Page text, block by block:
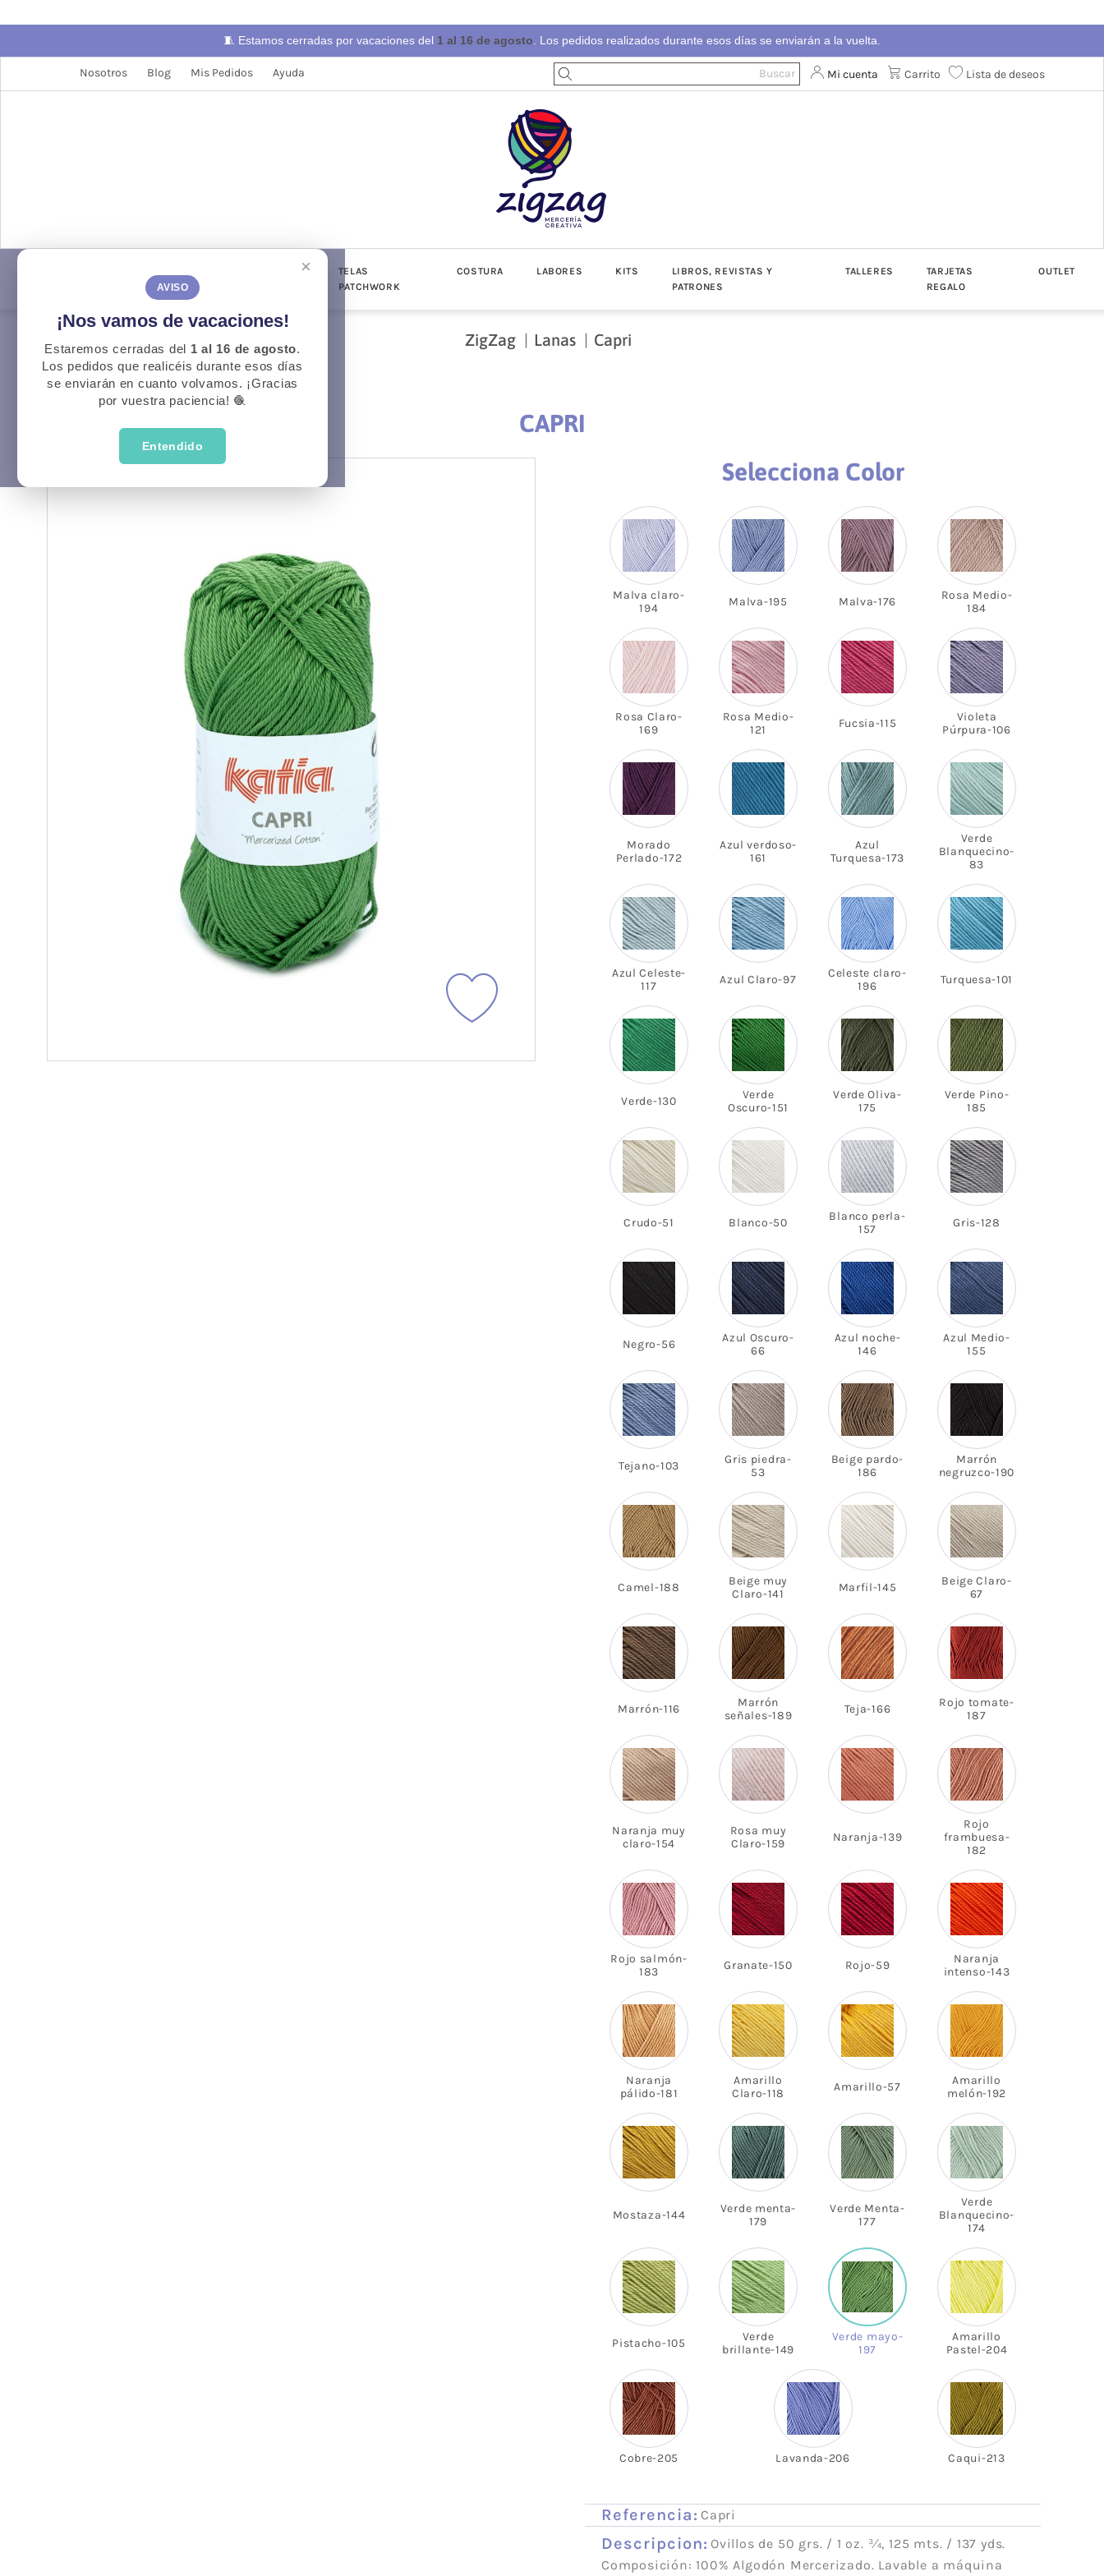
🧵 Estamos cerradas por vacaciones del 1 al 16 de agosto . Los pedidos realizados durante esos días se enviarán a la vuelta.
Nosotros Blog Mis Pedidos Ayuda Mi cuenta Carrito Lista de deseos
×
AVISO
¡Nos vamos de vacaciones!
Estaremos cerradas del 1 al 16 de agosto.
Los pedidos que realicéis durante esos días
se enviarán en cuanto volvamos. ¡Gracias
por vuestra paciencia! 🧶
Entendido
Macramé
Amigurumi
Lino
Merino
Mohair
Cashmere
Lana
Poliamida
Alpaca
Viscosa
Seda
CONFECCIÓN
Loneta fina -
Encaje
Muselina
Vichy
Plumeti
Calada
Polipiel Vegana
Techno Polyester
Rustic Cotton
Viscosa
Acolchadas
Baño-Deportivo
PVC-Poliester-
Impermeable
Cañamazo
Knit Corduroy
Tweed Abrigos
Cortavientos -
Softshell
Recycled Scott
Double Face
Peluche/Fleece
Paneles Hogar
Mascarilla
Brocadas
TELAS
PATCHWORK
COSTURA LABORES KITS
LIBROS, REVISTAS Y
PATRONES
TALLERES
TARJETAS
REGALO
OUTLET
ZigZag Lanas Capri
CAPRI
Selecciona Color
Malva claro-
194
Malva-195 Malva-176
Rosa Medio-
184
Rosa Claro-
169
Rosa Medio-
121
Fucsia-115
Violeta
Púrpura-106
Morado
Perlado-172
Azul verdoso-
161
Azul
Turquesa-173
Verde
Blanquecino-
83
Azul Celeste-
117
Azul Claro-97
Celeste claro-
196
Turquesa-101
Verde-130
Verde
Oscuro-151
Verde Oliva-
175
Verde Pino-
185
Crudo-51 Blanco-50
Blanco perla-
157
Gris-128
Negro-56
Azul Oscuro-
66
Azul noche-
146
Azul Medio-
155
Tejano-103
Gris piedra-
53
Beige pardo-
186
Marrón
negruzco-190
Camel-188
Beige muy
Claro-141
Marfil-145
Beige Claro-
67
Marrón-116
Marrón
señales-189
Teja-166
Rojo tomate-
187
Naranja muy
claro-154
Rosa muy
Claro-159
Naranja-139
Rojo
frambuesa-
182
Rojo salmón-
183
Granate-150 Rojo-59
Naranja
intenso-143
Naranja
pálido-181
Amarillo
Claro-118
Amarillo-57
Amarillo
melón-192
Mostaza-144
Verde menta-
179
Verde Menta-
177
Verde
Blanquecino-
174
Pistacho-105
Verde
brillante-149
Verde mayo-
197
Amarillo
Pastel-204
Cobre-205 Lavanda-206 Caqui-213
Referencia: Capri
Descripcion: Ovillos de 50 grs. / 1 oz. ¾, 125 mts. / 137 yds.
Composición: 100% Algodón Mercerizado. Lavable a máquina